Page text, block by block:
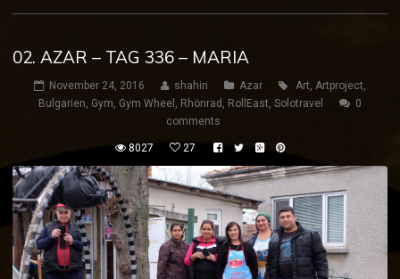
02. AZAR – TAG 336 – MARIA
November 24, 2016 shahin Azar Art, Artproject,
Bulgarien, Gym, Gym Wheel , Rhönrad , RollEast, Solotravel
0
comments
8027 27